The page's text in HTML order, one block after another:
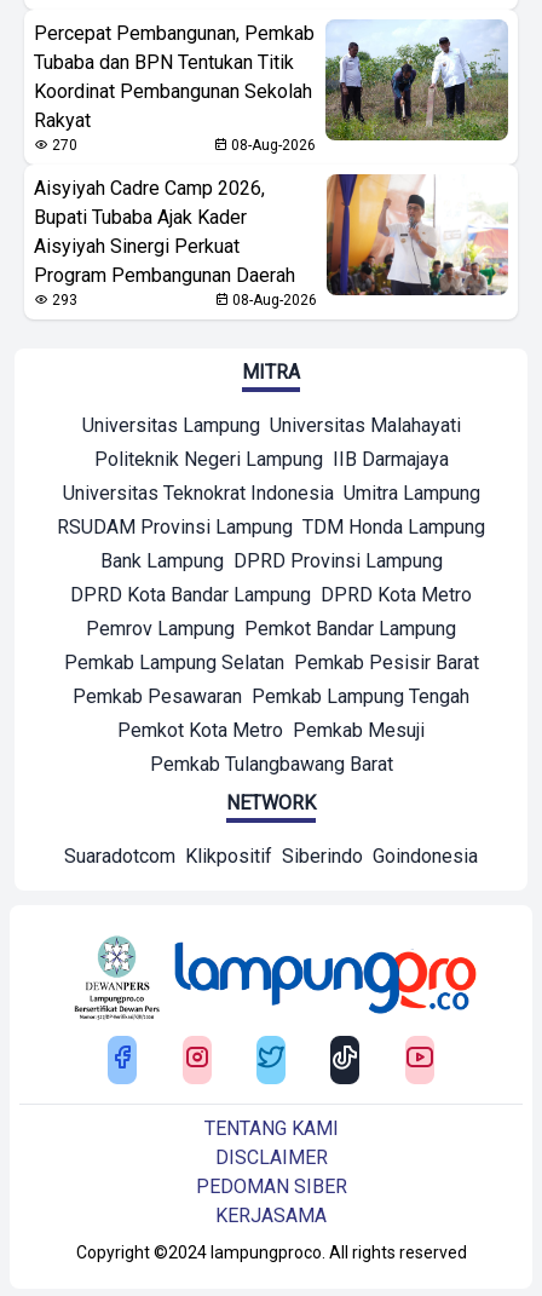
Percepat Pembangunan, Pemkab
Tubaba dan BPN Tentukan Titik
Koordinat Pembangunan Sekolah
Rakyat
270 08-Aug-2026
Aisyiyah Cadre Camp 2026,
Bupati Tubaba Ajak Kader
Aisyiyah Sinergi Perkuat
Program Pembangunan Daerah
293 08-Aug-2026
MITRA
Universitas Lampung Universitas Malahayati
Politeknik Negeri Lampung IIB Darmajaya
Universitas Teknokrat Indonesia Umitra Lampung
RSUDAM Provinsi Lampung TDM Honda Lampung
Bank Lampung DPRD Provinsi Lampung
DPRD Kota Bandar Lampung DPRD Kota Metro
Pemrov Lampung Pemkot Bandar Lampung
Pemkab Lampung Selatan Pemkab Pesisir Barat
Pemkab Pesawaran Pemkab Lampung Tengah
Pemkot Kota Metro Pemkab Mesuji
Pemkab Tulangbawang Barat
NETWORK
Suaradotcom Klikpositif Siberindo Goindonesia
Copyright ©2024 lampungproco. All rights reserved
TENTANG KAMI
DISCLAIMER
PEDOMAN SIBER
KERJASAMA